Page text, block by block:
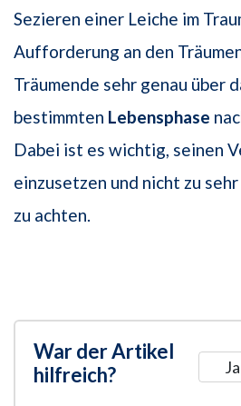
Sezieren einer Leiche im
Aufforderung an den
Träumende sehr genau über
bestimmten Lebensphase
Dabei ist es wichtig, seinen
einzusetzen und nicht zu
zu achten.
War der Artikel
hilfreich?
Ja